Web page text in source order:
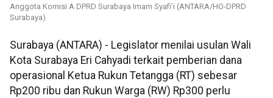
Anggota Komisi A DPRD Surabaya Imam Syafi’i (ANTARA/HO-DPRD
Surabaya)
Surabaya (ANTARA) - Legislator menilai usulan Wali
Kota Surabaya Eri Cahyadi terkait pemberian dana
operasional Ketua Rukun Tetangga (RT) sebesar
Rp200 ribu dan Rukun Warga (RW) Rp300 perlu